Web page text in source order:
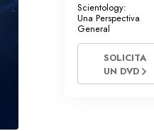
Scientology:
Una Perspectiva
General
SOLICITA
UN DVD